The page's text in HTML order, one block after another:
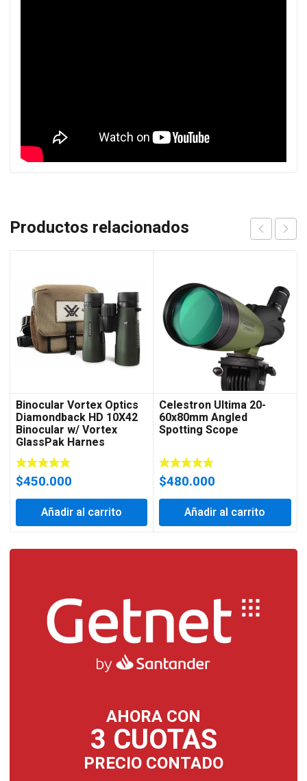
AHORA CON
3 CUOTAS
PRECIO CONTADO
Productos relacionados
Binocular Vortex Optics
Diamondback HD 10X42
Binocular w/ Vortex
GlassPak Harnes
$450.000
Añadir al carrito
Celestron Ultima 20-
60x80mm Angled
Spotting Scope
$480.000
Añadir al carrito